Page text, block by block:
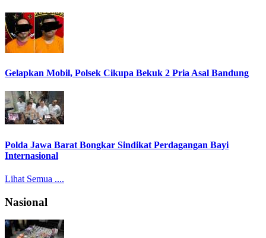
Gelapkan Mobil, Polsek Cikupa Bekuk 2 Pria Asal Bandung
Polda Jawa Barat Bongkar Sindikat Perdagangan Bayi
Internasional
Lihat Semua ....
Nasional